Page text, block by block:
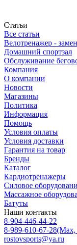
Статьи
Все статьи
Велотренажер -
Домашний спортзал
Обслуживание
Компания
О компании
Новости
Магазины
Политика
Информация
Помощь
Условия оплаты
Условия доставки
Гарантия на товар
Бренды
Каталог
Кардиотренажеры
Силовое
Массажное
Батуты
Наши контакты
8-904-446-44-22
8-989-610-67-28(Max,
rostovsports@ya.ru